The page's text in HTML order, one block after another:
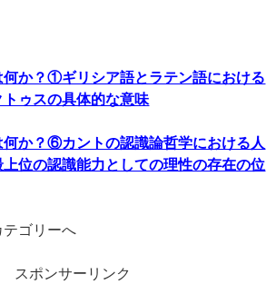
何か？①ギリシア語とラテン語における
ゥスの具体的な意味
何か？⑥カントの認識論哲学における人
位の認識能力としての理性の存在の位
テゴリーへ
スポンサーリンク